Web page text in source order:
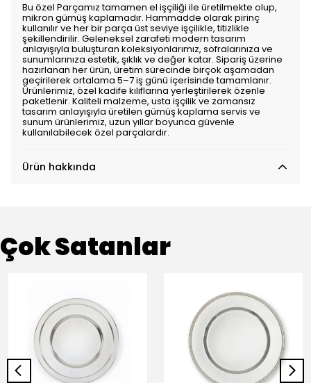
Bu özel Parçamız tamamen el işçiliği ile üretilmekte olup,
mikron gümüş kaplamadır. Hammadde olarak pirinç
kullanılır ve her bir parça üst seviye işçilikle, titizlikle
şekillendirilir. Geleneksel zarafeti modern tasarım
anlayışıyla buluşturan koleksiyonlarımız, sofralarınıza ve
sunumlarınıza estetik, şıklık ve değer katar. Sipariş üzerine
hazırlanan her ürün, üretim sürecinde birçok aşamadan
geçirilerek ortalama 5–7 iş günü içerisinde tamamlanır.
Ürünlerimiz, özel kadife kılıflarına yerleştirilerek özenle
paketlenir. Kaliteli malzeme, usta işçilik ve zamansız
tasarım anlayışıyla üretilen gümüş kaplama servis ve
sunum ürünlerimiz, uzun yıllar boyunca güvenle
kullanılabilecek özel parçalardır.
Ürün hakkında
Çok Satanlar